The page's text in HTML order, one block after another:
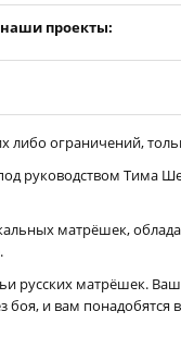
проекты:
либо ограничений,
руководством Тима
матрёшек,
русских матрёшек.
и вам понадобятся